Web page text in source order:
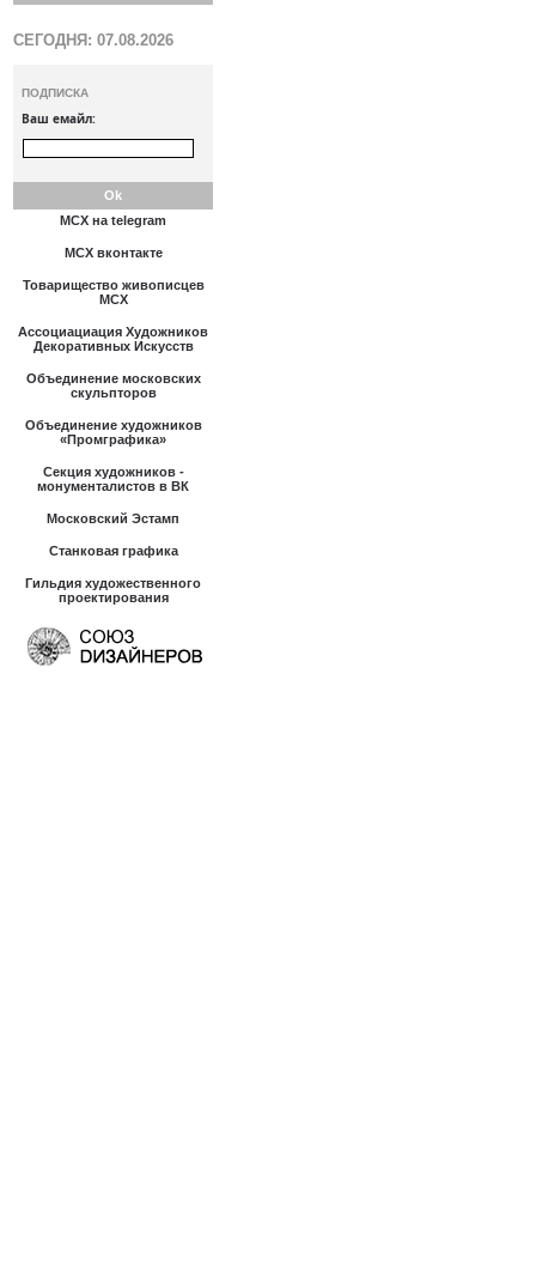
СЕГОДНЯ: 07.08.2026
ПОДПИСКА
Ваш емайл:
МСХ на telegram
МСХ вконтакте
Товарищество живописцев
МСХ
Ассоциациация Художников
Декоративных Искусств
Объединение московских
скульпторов
Объединение художников
«Промграфика»
Секция художников -
монументалистов в ВК
Московский Эстамп
Станковая графика
Гильдия художественного
проектирования